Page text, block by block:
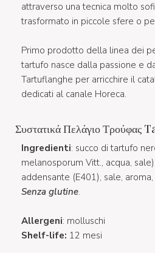
attraverso una tecnica molto
trasformato in piccole sfere o
Primo prodotto della linea dei
tartufo nasce dalla passione e
Tartuflanghe per arricchire il
dedicati al canale Horeca.
Συστατικά Πελάγιο
Ingredienti: succo di tartufo
melanosporum Vitt., acqua,
addensante (E401), sale,
Senza glutine.
Allergeni: molluschi
Shelf-life: 12 mesi